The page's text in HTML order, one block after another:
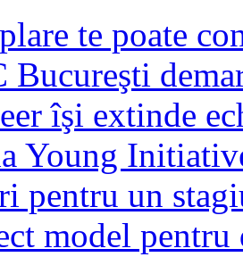
te poate
îşi extinde
Young
pentru un
model